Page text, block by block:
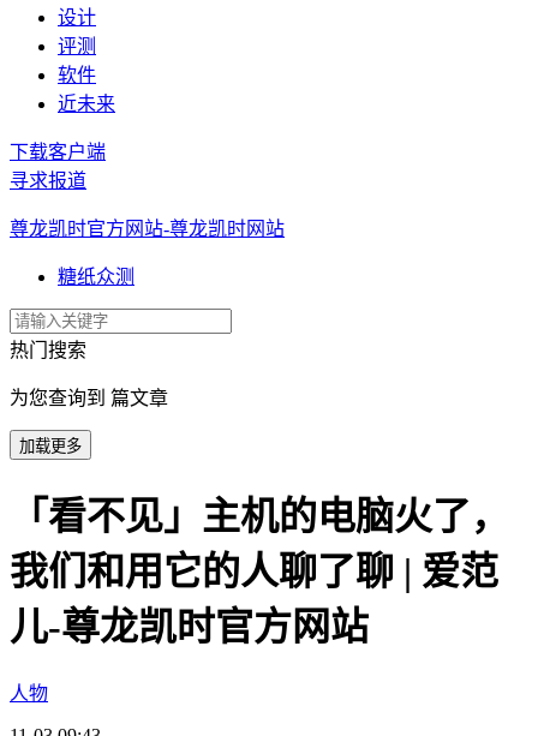
设计
评测
软件
近未来
下载客户端
寻求报道
尊龙凯时官方网站-尊龙凯时网站
糖纸众测
热门搜索
为您查询到 篇文章
加载更多
「看不见」主机的电脑火了，
我们和用它的人聊了聊 | 爱范
儿-尊龙凯时官方网站
人物